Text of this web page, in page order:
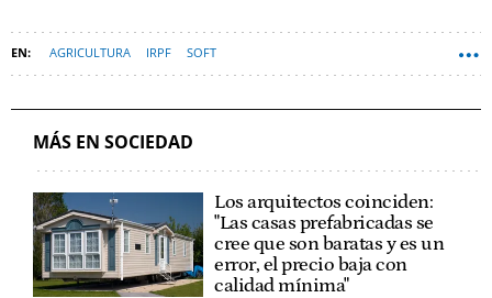
AGRICULTURA IRPF SOFT
MÁS EN SOCIEDAD
Los arquitectos coinciden:
"Las casas prefabricadas se
cree que son baratas y es un
error, el precio baja con
calidad mínima"